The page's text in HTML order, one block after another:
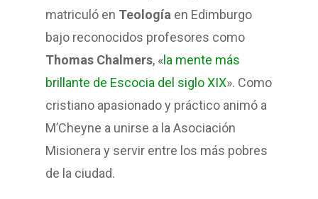
matriculó en Teología en Edimburgo
bajo reconocidos profesores como
Thomas Chalmers, « la mente más
brillante de Escocia del siglo XIX». Como
cristiano apasionado y práctico animó a
M’Cheyne a unirse a la Asociación
Misionera y servir entre los más pobres
de la ciudad.